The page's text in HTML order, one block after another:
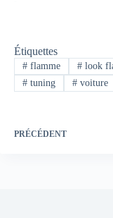
Étiquettes
#flamme #look
#tuning #voiture
PRÉCÉDENT